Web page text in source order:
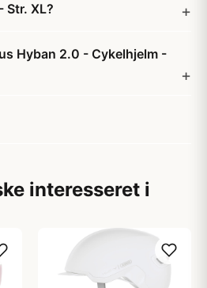
Str. XL?
Hyban 2.0 - Cykelhjelm -
interesseret i